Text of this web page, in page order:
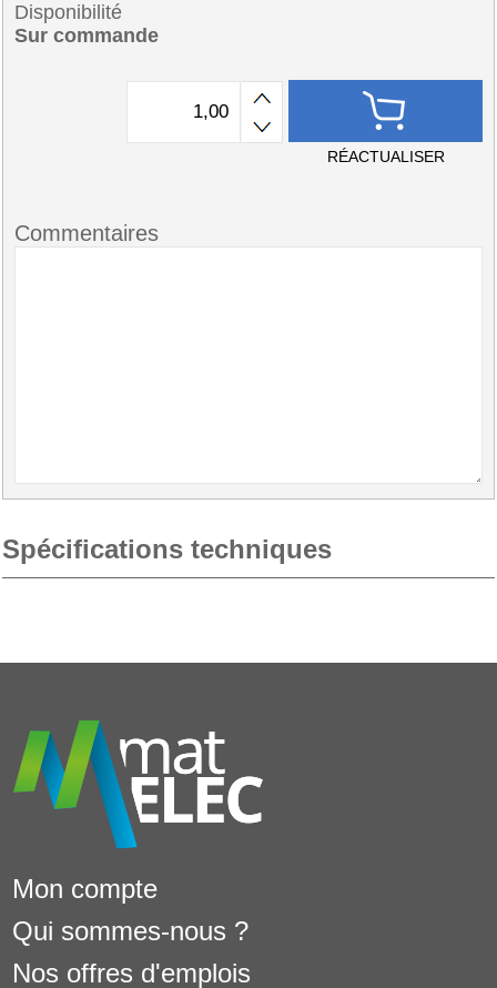
Disponibilité
Sur commande
RÉACTUALISER
Commentaires
Spécifications techniques
Mon compte
Qui sommes-nous ?
Nos offres d'emplois